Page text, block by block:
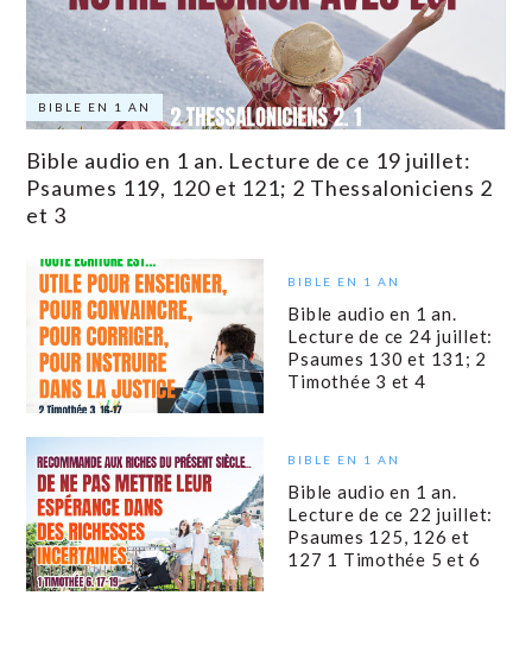
BIBLE EN 1 AN
Bible audio en 1 an. Lecture de ce 19 juillet:
Psaumes 119, 120 et 121; 2 Thessaloniciens 2
et 3
BIBLE EN 1 AN
Bible audio en 1 an.
Lecture de ce 24 juillet:
Psaumes 130 et 131; 2
Timothée 3 et 4
BIBLE EN 1 AN
Bible audio en 1 an.
Lecture de ce 22 juillet:
Psaumes 125, 126 et
127 1 Timothée 5 et 6